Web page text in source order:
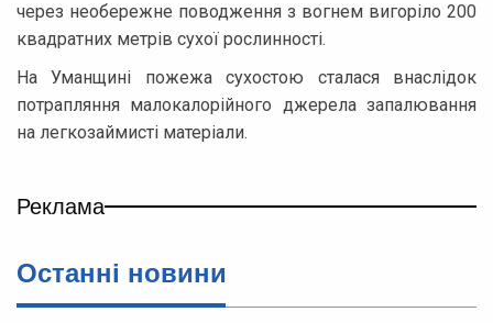
через необережне поводження з вогнем вигоріло 200
квадратних метрів сухої рослинності.
На Уманщині пожежа сухостою сталася внаслідок
потрапляння малокалорійного джерела запалювання
на легкозаймисті матеріали.
Реклама
Останні новини